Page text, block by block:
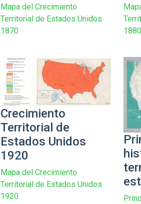
Mapa del Crecimiento
Territorial de Estados Unidos
1870
1880
Crecimiento
Territorial de
Estados Unidos
1920
Mapa del Crecimiento
Territorial de Estados Unidos
1920